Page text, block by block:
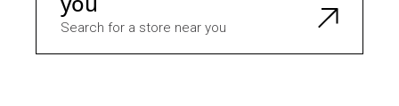
Search for a store near you